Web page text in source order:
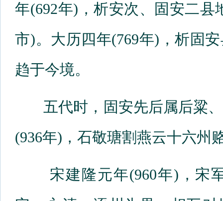
年(692年)，析安次、固安二
市)。大历四年(769年)，析固
趋于今境。
五代时，固安先后属后粱、
(936年)，石敬瑭割燕云十六州
宋建隆元年(960年)，宋军